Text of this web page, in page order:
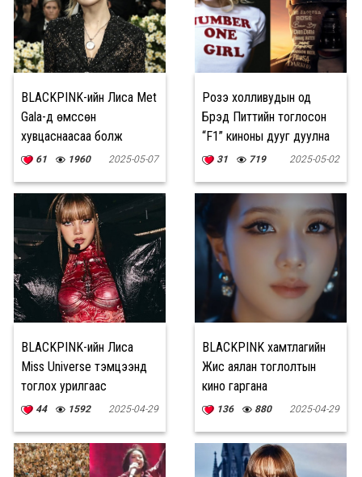
BLACKPINK-ийн Лиса Met
Gala-д өмссөн
хувцаснаасаа болж
маргааны төвд оров
61 1960 2025-05-07
Розэ холливудын од
Брэд Питтийн тоглосон
“F1” киноны дууг дуулна
31 719 2025-05-02
BLACKPINK-ийн Лиса
Miss Universe тэмцээнд
тоглох урилгаас
татгалзжээ
44 1592 2025-04-29
BLACKPINK хамтлагийн
Жисү аялан тоглолтын
кино гаргана
136 880 2025-04-29